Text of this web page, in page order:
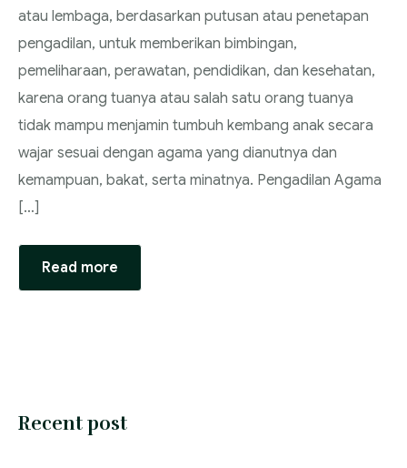
atau lembaga, berdasarkan putusan atau penetapan
pengadilan, untuk memberikan bimbingan,
pemeliharaan, perawatan, pendidikan, dan kesehatan,
karena orang tuanya atau salah satu orang tuanya
tidak mampu menjamin tumbuh kembang anak secara
wajar sesuai dengan agama yang dianutnya dan
kemampuan, bakat, serta minatnya. Pengadilan Agama
[…]
Read more
Recent post